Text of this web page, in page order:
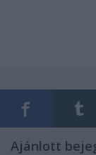
Ajánlott